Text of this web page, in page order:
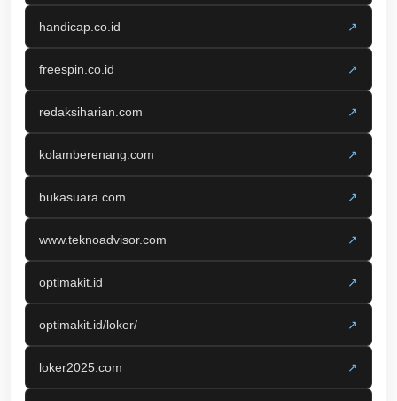
handicap.co.id ↗
freespin.co.id ↗
redaksiharian.com ↗
kolamberenang.com ↗
bukasuara.com ↗
www.teknoadvisor.com ↗
optimakit.id ↗
optimakit.id/loker/ ↗
loker2025.com ↗